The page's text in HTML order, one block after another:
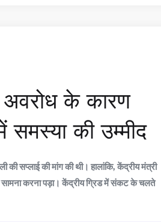
के कारण
की उम्मीद
की सप्लाई की मांग की थी। हालांकि, केंद्रीय मंत्री
करना पड़ा। केंद्रीय ग्रिड में संकट के चलते